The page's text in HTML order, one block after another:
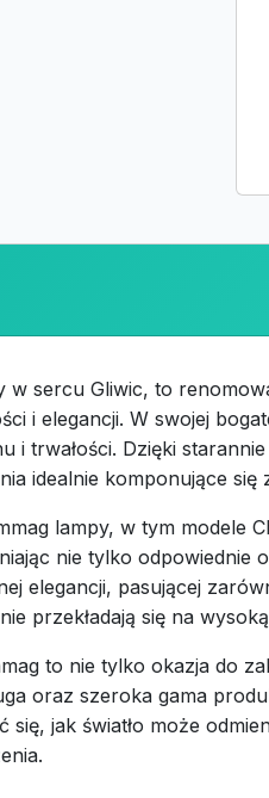
w sercu Gliwic, to
i elegancji. W swojej
i trwałości. Dzięki
idealnie komponujące
lampy, w tym modele
nie tylko odpowiednie
elegancji, pasującej
przekładają się na
to nie tylko okazja do
oraz szeroka gama
się, jak światło może